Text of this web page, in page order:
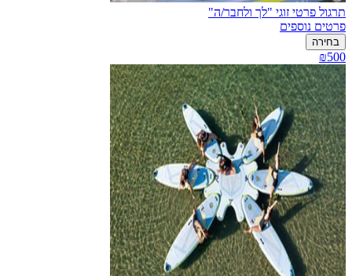
תרגול פרטי זוגי "לך ולחבר/ה"
פרטים נוספים
בחירה
₪500